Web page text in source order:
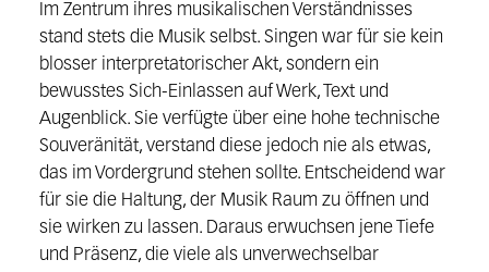
Im Zentrum ihres musikalischen Verständnisses
stand stets die Musik selbst. Singen war für sie kein
blosser interpretatorischer Akt, sondern ein
bewusstes Sich-Einlassen auf Werk, Text und
Augenblick. Sie verfügte über eine hohe technische
Souveränität, verstand diese jedoch nie als etwas,
das im Vordergrund stehen sollte. Entscheidend war
für sie die Haltung, der Musik Raum zu öffnen und
sie wirken zu lassen. Daraus erwuchsen jene Tiefe
und Präsenz, die viele als unverwechselbar